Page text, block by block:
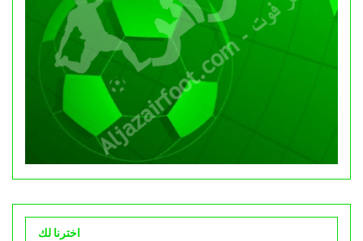
اخترنا لك